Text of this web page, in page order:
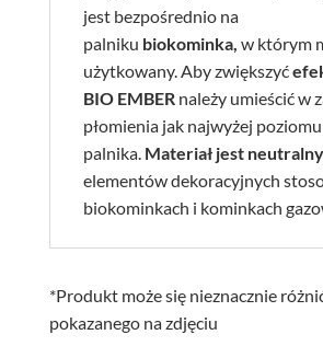
jest bezpośrednio na
palniku biokominka, w którym
użytkowany. Aby zwiększyć
BIO EMBER należy umieścić w
płomienia jak najwyżej poziomu
palnika. Materiał jest neutralny
elementów dekoracyjnych
biokominkach i kominkach
*Produkt może się nieznacznie
pokazanego na zdjęciu